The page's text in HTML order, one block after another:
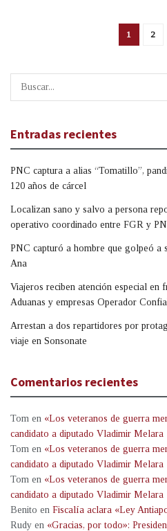
1 2
Entradas recientes
PNC captura a alias “Tomatillo”,
120 años de cárcel
Localizan sano y salvo a persona
operativo coordinado entre FGR y
PNC capturó a hombre que golpeó a
Ana
Viajeros reciben atención especial en
Aduanas y empresas Operador
Arrestan a dos repartidores por
viaje en Sonsonate
Comentarios recientes
Tom en «Los veteranos de guerra
candidato a diputado Vladimir Melara
Tom en «Los veteranos de guerra
candidato a diputado Vladimir Melara
Tom en «Los veteranos de guerra
candidato a diputado Vladimir Melara
Benito en Fiscalía aclara «Ley
Rudy en «Gracias, por todo»: